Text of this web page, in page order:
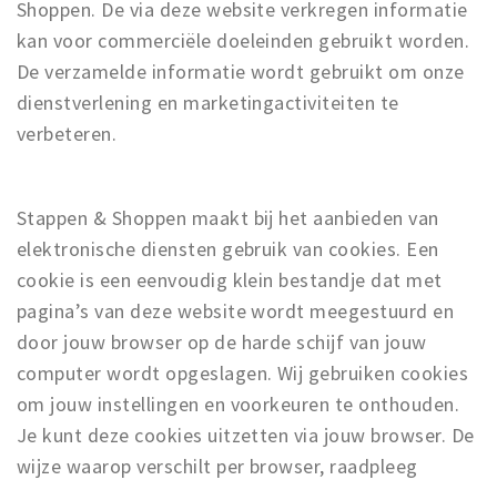
Shoppen. De via deze website verkregen informatie
kan voor commerciële doeleinden gebruikt worden.
De verzamelde informatie wordt gebruikt om onze
dienstverlening en marketingactiviteiten te
verbeteren.
Stappen & Shoppen maakt bij het aanbieden van
elektronische diensten gebruik van cookies. Een
cookie is een eenvoudig klein bestandje dat met
pagina’s van deze website wordt meegestuurd en
door jouw browser op de harde schijf van jouw
computer wordt opgeslagen. Wij gebruiken cookies
om jouw instellingen en voorkeuren te onthouden.
Je kunt deze cookies uitzetten via jouw browser. De
wijze waarop verschilt per browser, raadpleeg